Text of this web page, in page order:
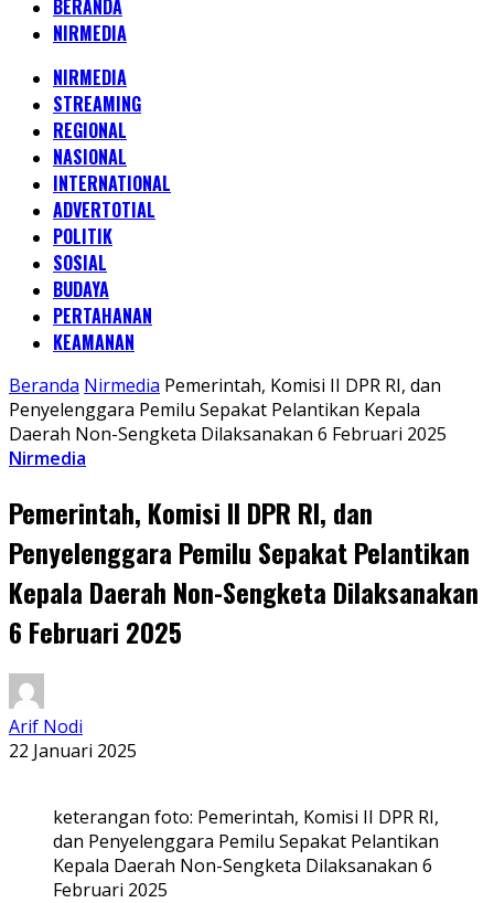
BERANDA
NIRMEDIA
NIRMEDIA
STREAMING
REGIONAL
NASIONAL
INTERNATIONAL
ADVERTOTIAL
POLITIK
SOSIAL
BUDAYA
PERTAHANAN
KEAMANAN
Beranda Nirmedia Pemerintah, Komisi II DPR RI, dan
Penyelenggara Pemilu Sepakat Pelantikan Kepala
Daerah Non-Sengketa Dilaksanakan 6 Februari 2025
Nirmedia
Pemerintah, Komisi II DPR RI, dan
Penyelenggara Pemilu Sepakat Pelantikan
Kepala Daerah Non-Sengketa Dilaksanakan
6 Februari 2025
Arif Nodi
22 Januari 2025
keterangan foto: Pemerintah, Komisi II DPR RI,
dan Penyelenggara Pemilu Sepakat Pelantikan
Kepala Daerah Non-Sengketa Dilaksanakan 6
Februari 2025